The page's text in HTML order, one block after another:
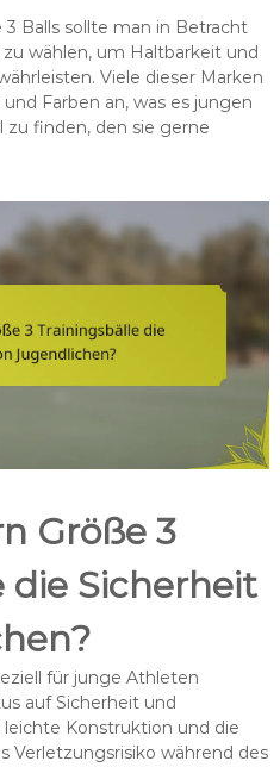
Balls sollte man in Betracht
wählen, um Haltbarkeit und
Viele dieser Marken
Farben an, was es jungen
zu finden, den sie gerne
Größe 3
die Sicherheit
für junge Athleten
auf Sicherheit und
Konstruktion und die
Verletzungsrisiko während des